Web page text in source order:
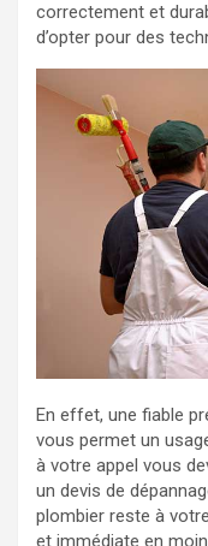
correctement et
d’opter pour des
En effet, une fiable
vous permet un
à votre appel vous
un devis de
plombier reste à